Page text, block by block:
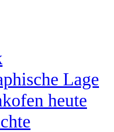
Lage
heute